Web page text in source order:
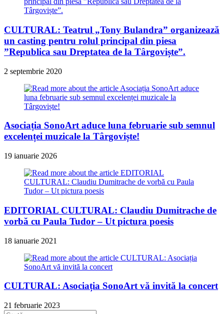
CULTURAL: Teatrul „Tony Bulandra” organizează
un casting pentru rolul principal din piesa
”Republica sau Dreptatea de la Târgoviște”.
2 septembrie 2020
Asociația SonoArt aduce luna februarie sub semnul
excelenței muzicale la Târgoviște!
19 ianuarie 2026
EDITORIAL CULTURAL: Claudiu Dumitrache de
vorbă cu Paula Tudor – Ut pictura poesis
18 ianuarie 2021
CULTURAL: Asociația SonoArt vă invită la concert
21 februarie 2023